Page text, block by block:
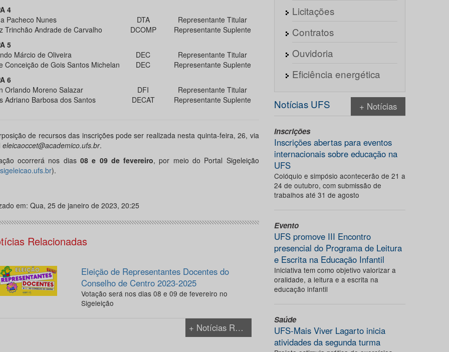
4
Pacheco Nunes
DTA
Representante Titular
Trinchão Andrade de Carvalho
DCOMP
Representante Suplente
5
Márcio de Oliveira
DEC
Representante Titular
Conceição de Gois Santos Michelan
DEC
Representante Suplente
6
Orlando Moreno Salazar
DFI
Representante Titular
Adriano Barbosa dos Santos
DECAT Representante Suplente
de recursos das inscrições pode ser realizada nesta quinta-feira, 26, via
eleicaoccet@academico.ufs.br.
ocorrerá nos dias 08 e 09 de fevereiro, por meio do Portal Sigeleição
).
em: Qua, 25 de janeiro de 2023, 20:25
Relacionadas
Eleição de Representantes Docentes do
Conselho de Centro 2023-2025
Votação será nos dias 08 e 09 de fevereiro no
Sigeleição
+ Notícias Relacionadas
Licitações
Contratos
Ouvidoria
Eficiência energética
Notícias UFS + Notícias
Inscrições
Inscrições abertas para eventos
internacionais sobre educação na
UFS
Colóquio e simpósio acontecerão de 21 a
24 de outubro, com submissão de
trabalhos até 31 de agosto
Evento
UFS promove III Encontro
presencial do Programa de Leitura
e Escrita na Educação Infantil
Iniciativa tem como objetivo valorizar a
oralidade, a leitura e a escrita na
educação infantil
Saúde
UFS-Mais Viver Lagarto inicia
atividades da segunda turma